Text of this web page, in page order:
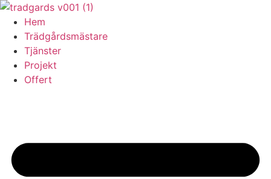
Skip
content
Hem
Trädgårdsmästare
Tjänster
Projekt
Offert